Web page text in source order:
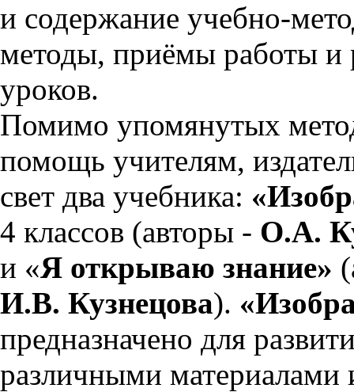
и содержание учебно-
методы, приёмы работы и
уроков.
Помимо упомянутых
помощь учителям,
свет два учебника:
4 классов (авторы - О.А.
и «Я открываю знание»
И.В. Кузнецова).
предназначено для
различными материалами